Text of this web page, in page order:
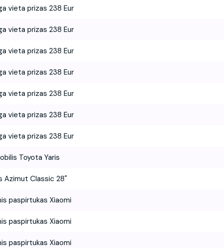
vieta prizas 238 Eur
vieta prizas 238 Eur
vieta prizas 238 Eur
vieta prizas 238 Eur
vieta prizas 238 Eur
vieta prizas 238 Eur
vieta prizas 238 Eur
Toyota Yaris
Azimut Classic 28"
paspirtukas Xiaomi
paspirtukas Xiaomi
paspirtukas Xiaomi